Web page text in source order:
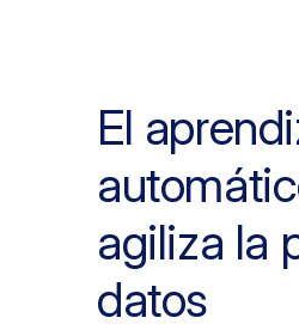
El
agiliza la
datos